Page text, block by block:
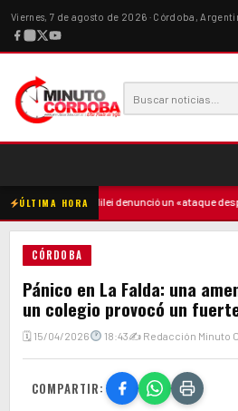
Viernes, 7 de agosto de 2026 · Córdoba,
ÚLTIMA HORA
· Milei denunció un «ataque
CÓRDOBA
Pánico en La Falda: una
un colegio provocó un
🗓 15/04/2026 18:43✍ Redacción Minuto
COMPARTIR: